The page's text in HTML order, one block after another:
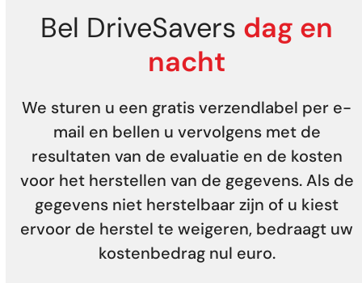
Bel DriveSavers dag en
nacht
We sturen u een gratis verzendlabel per e-
mail en bellen u vervolgens met de
resultaten van de evaluatie en de kosten
voor het herstellen van de gegevens. Als de
gegevens niet herstelbaar zijn of u kiest
ervoor de herstel te weigeren, bedraagt uw
kostenbedrag nul euro.